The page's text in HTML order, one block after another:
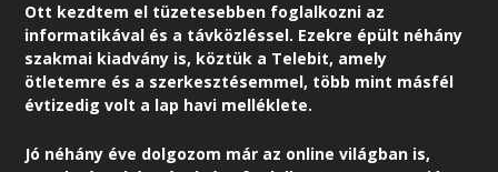
Ott kezdtem el tüzetesebben foglalkozni az
informatikával és a távközléssel. Ezekre épült néhány
szakmai kiadvány is, köztük a Telebit, amely
ötletemre és a szerkesztésemmel, több mint másfél
évtizedig volt a lap havi melléklete.
Jó néhány éve dolgozom már az online világban is,